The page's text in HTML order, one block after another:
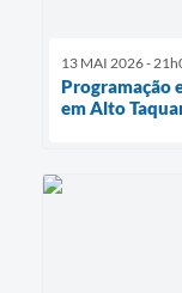
13 MAI 2026 -
Programação
em Alto